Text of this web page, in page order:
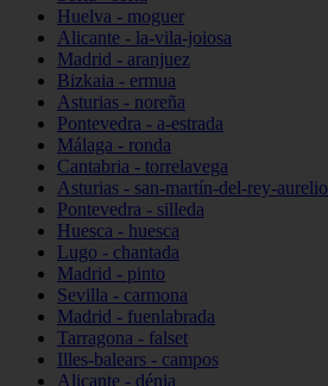
Huelva - moguer
Alicante - la-vila-joiosa
Madrid - aranjuez
Bizkaia - ermua
Asturias - noreña
Pontevedra - a-estrada
Málaga - ronda
Cantabria - torrelavega
Asturias - san-martín-del-rey-aurelio
Pontevedra - silleda
Huesca - huesca
Lugo - chantada
Madrid - pinto
Sevilla - carmona
Madrid - fuenlabrada
Tarragona - falset
Illes-balears - campos
Alicante - dénia